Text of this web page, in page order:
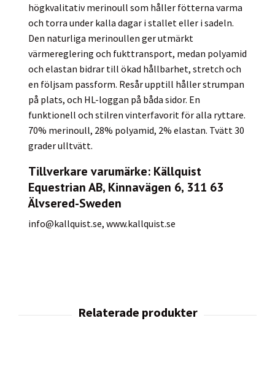
högkvalitativ merinoull som håller fötterna varma
och torra under kalla dagar i stallet eller i sadeln.
Den naturliga merinoullen ger utmärkt
värmereglering och fukttransport, medan polyamid
och elastan bidrar till ökad hållbarhet, stretch och
en följsam passform. Resår upptill håller strumpan
på plats, och HL-loggan på båda sidor. En
funktionell och stilren vinterfavorit för alla ryttare.
70% merinoull, 28% polyamid, 2% elastan. Tvätt 30
grader ulltvätt.
Tillverkare varumärke: Källquist
Equestrian AB, Kinnavägen 6, 311 63
Älvsered-Sweden
info@kallquist.se, www.kallquist.se